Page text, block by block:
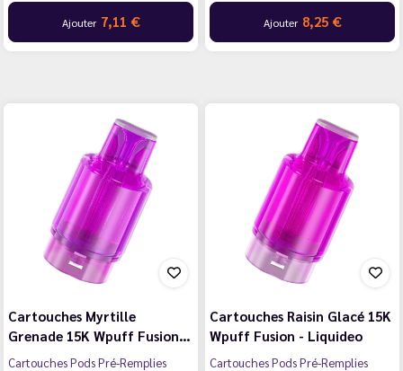
Ajouter 7,11 € Ajouter 8,25 €
Cartouches Myrtille
Grenade 15K Wpuff Fusion…
Cartouches Pods Pré-Remplies
Cartouches Raisin Glacé 15K
Wpuff Fusion - Liquideo
Cartouches Pods Pré-Remplies